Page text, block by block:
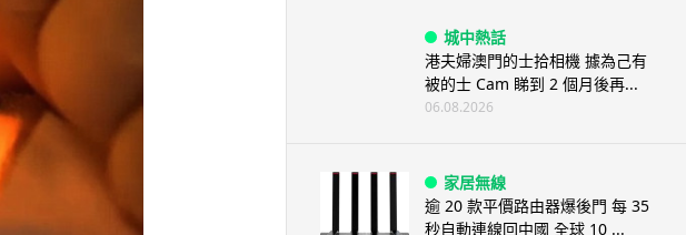
城中熱話
港夫婦澳門的士拾相機 據為己有
被的士 Cam 睇到 2 個月後再...
06.08.2026
家居無線
逾 20 款平價路由器爆後門 每 35
秒自動連線回中國 全球 10 ...